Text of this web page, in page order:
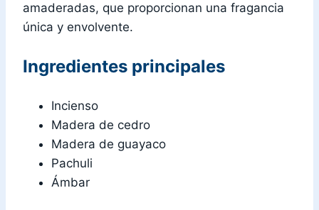
amaderadas, que proporcionan una fragancia
única y envolvente.
Ingredientes principales
Incienso
Madera de cedro
Madera de guayaco
Pachuli
Ámbar